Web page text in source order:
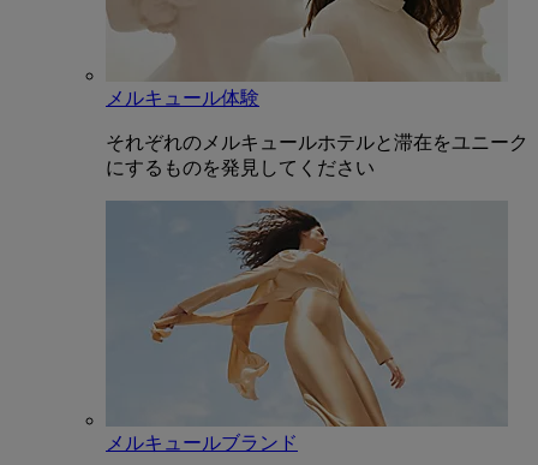
メルキュール体験
それぞれのメルキュールホテルと滞在をユニーク
にするものを発見してください
メルキュールブランド